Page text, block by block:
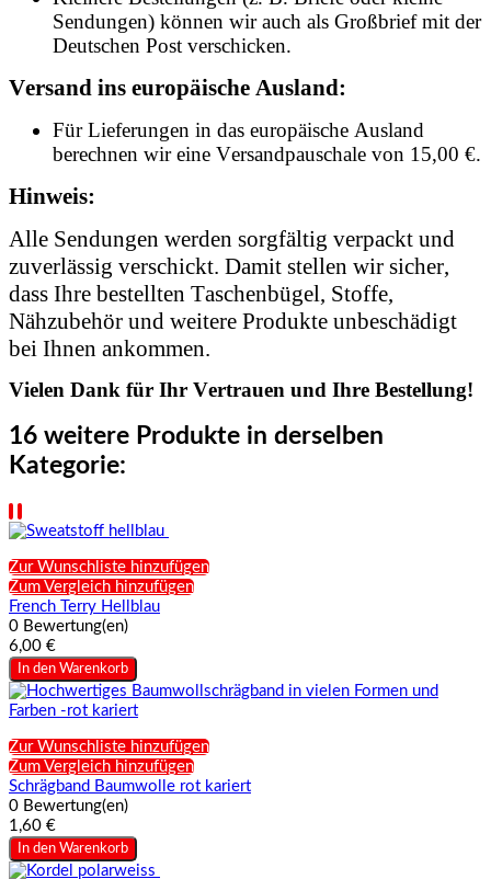
Sendungen) können wir auch als Großbrief mit der
Deutschen Post verschicken.
Versand ins europäische Ausland:
Für Lieferungen in das europäische Ausland
berechnen wir eine Versandpauschale von 15,00 €.
Hinweis:
Alle Sendungen werden sorgfältig verpackt und
zuverlässig verschickt. Damit stellen wir sicher,
dass Ihre bestellten Taschenbügel, Stoffe,
Nähzubehör und weitere Produkte unbeschädigt
bei Ihnen ankommen.
Vielen Dank für Ihr Vertrauen und Ihre Bestellung!
16 weitere Produkte in derselben
Kategorie:
Zur Wunschliste hinzufügen
Zum Vergleich hinzufügen
French Terry Hellblau
0 Bewertung(en)
6,00 €
In den Warenkorb
Zur Wunschliste hinzufügen
Zum Vergleich hinzufügen
Schrägband Baumwolle rot kariert
0 Bewertung(en)
1,60 €
In den Warenkorb